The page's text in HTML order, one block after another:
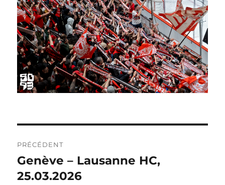
DE
L’ARTICLE
PRÉCÉDENT
Publication
précédente :
Genève – Lausanne HC,
25.03.2026